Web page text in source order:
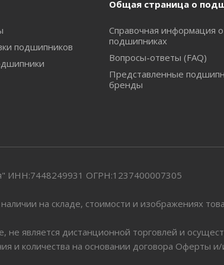
подшипников
Общая страница о
Справочная информация о
подшипниках
Вопросы-ответы (FAQ)
Представленные
бренды
ИНН:7448249931 ОГРН:1237400007305
на складе, стоимости и изображениях
не является дистанционной торговлей и
и количества на основании договора Оферты